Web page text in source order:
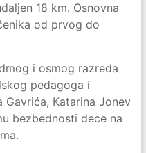
18 km. Osnovna
od prvog do
i osmog razreda
pedagoga i
Katarina Jonev
bezbednosti dece na